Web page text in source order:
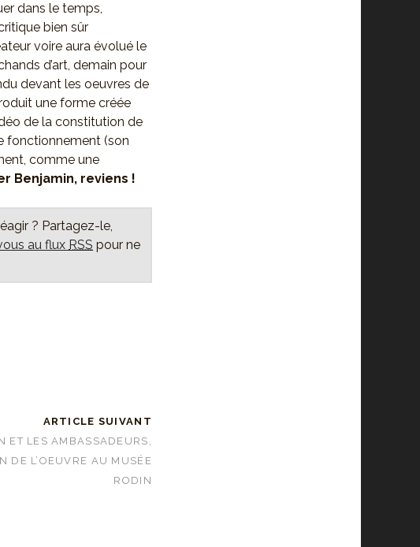
dans le temps,
bien sûr
voire aura évolué le
d’art, demain pour
devant les oeuvres de
une forme créée
de la constitution de
fonctionnement (son
comme une
Benjamin, reviens !
? Partagez-le,
au flux RSS pour ne
ARTICLE SUIVANT
ET LES AMBASSADEURS,
DE L’OEUVRE AU MUSÉE
RODIN